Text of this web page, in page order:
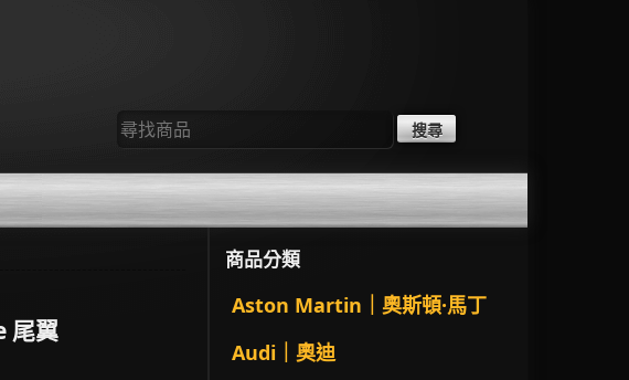
尋
找：
尾翼
商品分類
Aston Martin｜奧斯頓·馬丁
Audi｜奧迪